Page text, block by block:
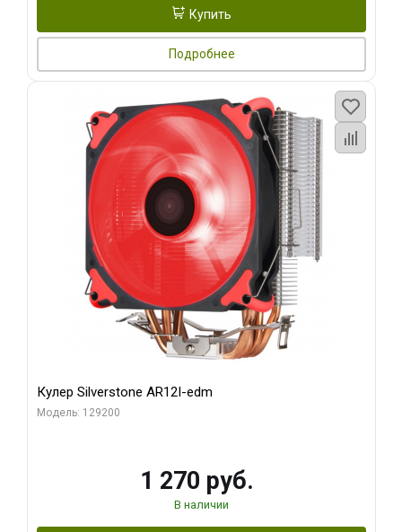
Купить
Подробнее
Кулер Silverstone AR12I-edm
Модель: 129200
1 270 руб.
В наличии